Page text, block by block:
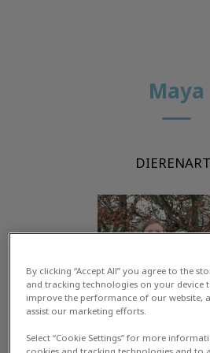
Maya
By clicking “Accept All” you agree to the
and tracking technologies on your device
improve the performance of our website,
assist our marketing efforts.
Select “Cookie Settings” for more
cookies and tracking technologies and to